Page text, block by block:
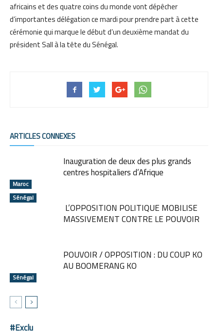
africains et des quatre coins du monde vont dépêcher
d’importantes délégation ce mardi pour prendre part à cette
cérémonie qui marque le début d’un deuxième mandat du
président Sall à la tête du Sénégal.
ARTICLES CONNEXES
Maroc
Inauguration de deux des plus grands
centres hospitaliers d’Afrique
Sénégal
L’OPPOSITION POLITIQUE MOBILISE
MASSIVEMENT CONTRE LE POUVOIR
Sénégal
POUVOIR / OPPOSITION : DU COUP KO
AU BOOMERANG KO
#Exclu